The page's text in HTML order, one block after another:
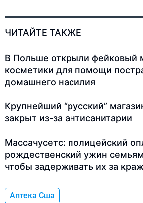
ЧИТАЙТЕ ТАКЖЕ
В Польше открыли фейковый
косметики для помощи
домашнего насилия
Крупнейший “русский”
закрыт из-за антисанитарии
Массачусетс: полицейский
рождественский ужин
чтобы задерживать их за
Аптека Сша